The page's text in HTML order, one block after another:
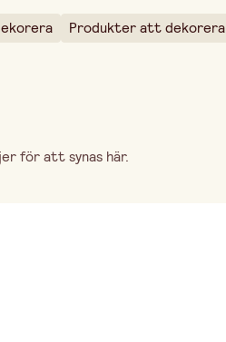
Produkter att dekorera
för att synas här.